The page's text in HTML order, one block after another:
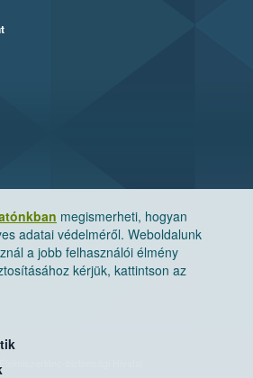
megismerheti, hogyan
adatai védelméről. Weboldalunk
a jobb felhasználói élmény
kérjük, kattintson az
biztonsági Hivatal